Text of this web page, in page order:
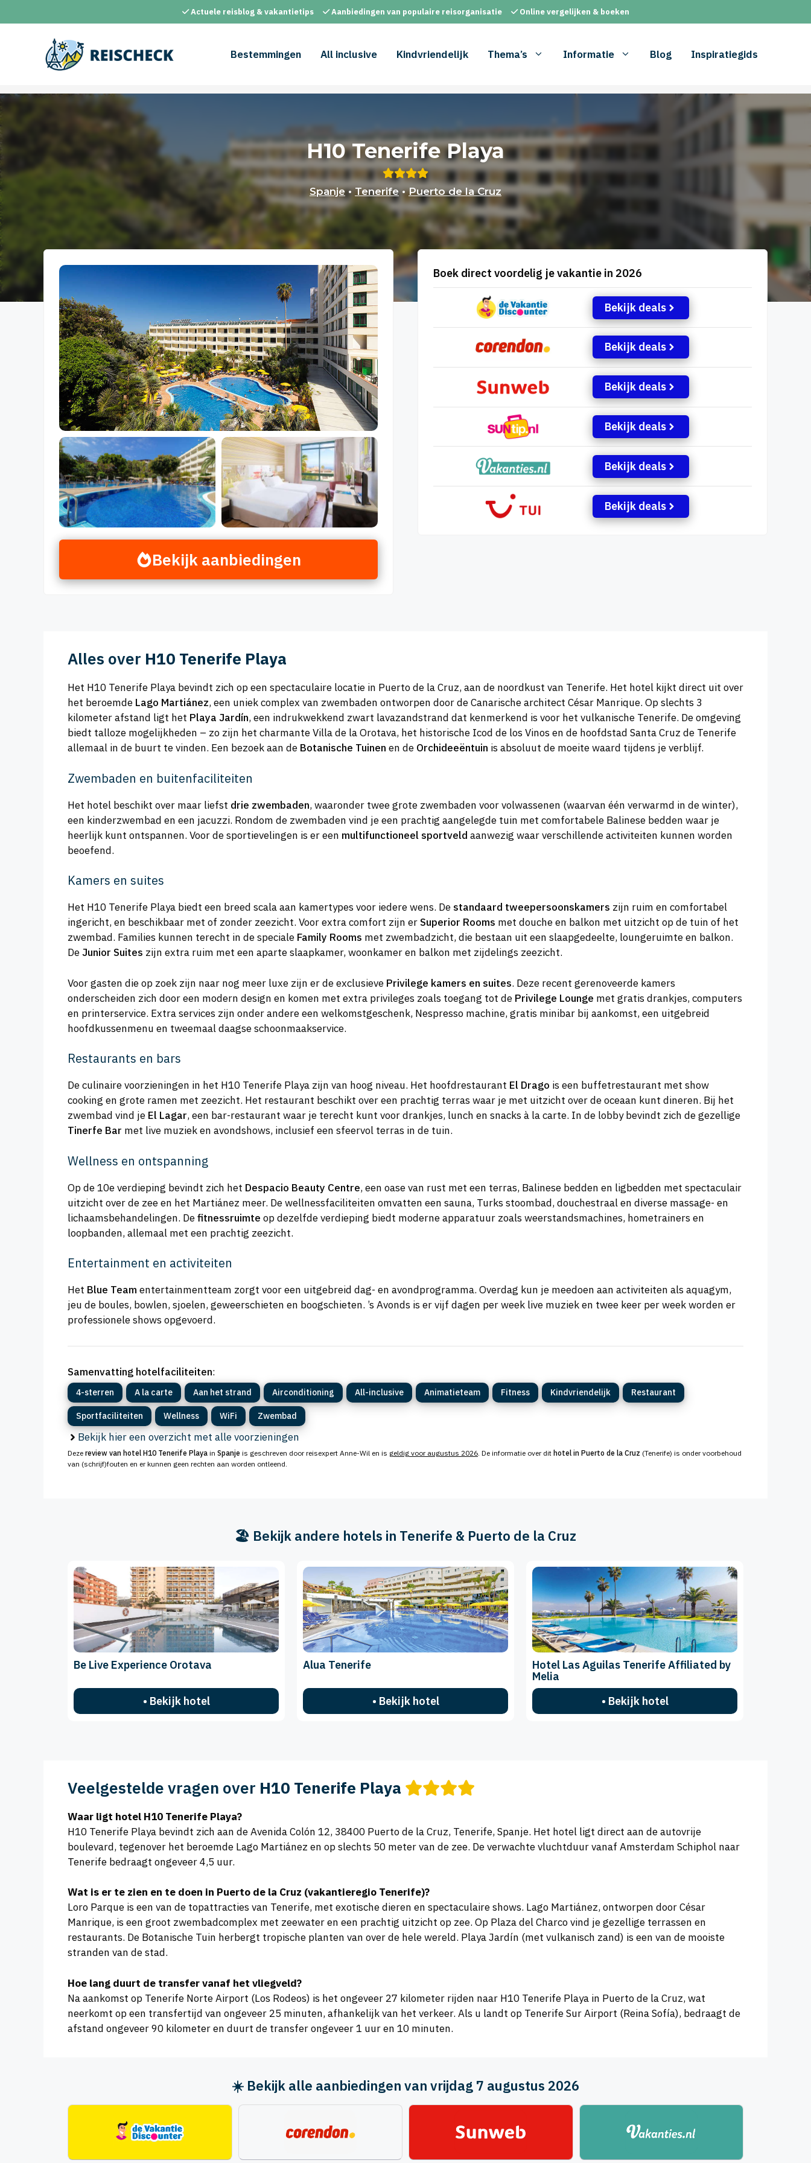
naar
Actuele reisblog & vakantietips Aanbiedingen van populaire reisorganisatie Online vergelijken & boeken
Bestemmingen All inclusive Kindvriendelijk Thema’s Informatie Blog Inspiratiegids
H10 Tenerife Playa
Spanje•Tenerife•Puerto de la Cruz
Bekijk aanbiedingen
Boek direct voordelig je vakantie in 2026
Bekijk deals
Bekijk deals
Bekijk deals
Bekijk deals
Bekijk deals
Bekijk deals
Alles over H10 Tenerife Playa
Het H10 Tenerife Playa bevindt zich op een spectaculaire locatie in Puerto de la Cruz, aan de noordkust van Tenerife. Het hotel kijkt direct uit over
het beroemde Lago Martiánez, een uniek complex van zwembaden ontworpen door de Canarische architect César Manrique. Op slechts 3
kilometer afstand ligt het Playa Jardín, een indrukwekkend zwart lavazandstrand dat kenmerkend is voor het vulkanische Tenerife. De omgeving
biedt talloze mogelijkheden – zo zijn het charmante Villa de la Orotava, het historische Icod de los Vinos en de hoofdstad Santa Cruz de Tenerife
allemaal in de buurt te vinden. Een bezoek aan de Botanische Tuinen en de Orchideeëntuin is absoluut de moeite waard tijdens je verblijf.
Zwembaden en buitenfaciliteiten
Het hotel beschikt over maar liefst drie zwembaden, waaronder twee grote zwembaden voor volwassenen (waarvan één verwarmd in de winter),
een kinderzwembad en een jacuzzi. Rondom de zwembaden vind je een prachtig aangelegde tuin met comfortabele Balinese bedden waar je
heerlijk kunt ontspannen. Voor de sportievelingen is er een multifunctioneel sportveld aanwezig waar verschillende activiteiten kunnen worden
beoefend.
Kamers en suites
Het H10 Tenerife Playa biedt een breed scala aan kamertypes voor iedere wens. De standaard tweepersoonskamers zijn ruim en comfortabel
ingericht, en beschikbaar met of zonder zeezicht. Voor extra comfort zijn erSuperior Rooms met douche en balkon met uitzicht op de tuin of het
zwembad. Families kunnen terecht in de speciale Family Rooms met zwembadzicht, die bestaan uit een slaapgedeelte, loungeruimte en balkon.
DeJunior Suites zijn extra ruim met een aparte slaapkamer, woonkamer en balkon met zijdelings zeezicht.
Voor gasten die op zoek zijn naar nog meer luxe zijn er de exclusieve Privilege kamers en suites. Deze recent gerenoveerde kamers
onderscheiden zich door een modern design en komen met extra privileges zoals toegang tot de Privilege Lounge met gratis drankjes, computers
en printerservice. Extra services zijn onder andere een welkomstgeschenk, Nespresso machine, gratis minibar bij aankomst, een uitgebreid
hoofdkussenmenu en tweemaal daagse schoonmaakservice.
Restaurants en bars
De culinaire voorzieningen in het H10 Tenerife Playa zijn van hoog niveau. Het hoofdrestaurant El Drago is een buffetrestaurant met show
cooking en grote ramen met zeezicht. Het restaurant beschikt over een prachtig terras waar je met uitzicht over de oceaan kunt dineren. Bij het
zwembad vind je El Lagar, een bar-restaurant waar je terecht kunt voor drankjes, lunch en snacks à la carte. In de lobby bevindt zich de gezellige
Tinerfe Bar met live muziek en avondshows, inclusief een sfeervol terras in de tuin.
Wellness en ontspanning
Op de 10e verdieping bevindt zich het Despacio Beauty Centre, een oase van rust met een terras, Balinese bedden en ligbedden met spectaculair
uitzicht over de zee en het Martiánez meer. De wellnessfaciliteiten omvatten een sauna, Turks stoombad, douchestraal en diverse massage- en
lichaamsbehandelingen. Defitnessruimte op dezelfde verdieping biedt moderne apparatuur zoals weerstandsmachines, hometrainers en
loopbanden, allemaal met een prachtig zeezicht.
Entertainment en activiteiten
Het Blue Team entertainmentteam zorgt voor een uitgebreid dag- en avondprogramma. Overdag kun je meedoen aan activiteiten als aquagym,
jeu de boules, bowlen, sjoelen, geweerschieten en boogschieten. ’s Avonds is er vijf dagen per week live muziek en twee keer per week worden er
professionele shows opgevoerd.
Samenvatting hotelfaciliteiten:
4-sterren A la carte Aan het strand Airconditioning All-inclusive Animatieteam Fitness Kindvriendelijk Restaurant
Sportfaciliteiten Wellness WiFi Zwembad
Bekijk hier een overzicht met alle voorzieningen
Deze review van hotel H10 Tenerife Playa in Spanje is geschreven door reisexpert Anne-Wil en is geldig voor augustus 2026. De informatie over dit hotel in Puerto de la Cruz (Tenerife) is onder voorbehoud
van (schrijf)fouten en er kunnen geen rechten aan worden ontleend.
🏖️ Bekijk andere hotels in Tenerife & Puerto de la Cruz
Be Live Experience Orotava
• Bekijk hotel
Alua Tenerife
• Bekijk hotel
Hotel Las Aguilas Tenerife Affiliated by
Melia
• Bekijk hotel
Veelgestelde vragen over H10 Tenerife Playa
Waar ligt hotel H10 Tenerife Playa?
H10 Tenerife Playa bevindt zich aan de Avenida Colón 12, 38400 Puerto de la Cruz, Tenerife, Spanje. Het hotel ligt direct aan de autovrije
boulevard, tegenover het beroemde Lago Martiánez en op slechts 50 meter van de zee. De verwachte vluchtduur vanaf Amsterdam Schiphol naar
Tenerife bedraagt ongeveer 4,5 uur.
Wat is er te zien en te doen in Puerto de la Cruz (vakantieregio Tenerife)?
Loro Parque is een van de topattracties van Tenerife, met exotische dieren en spectaculaire shows. Lago Martiánez, ontworpen door César
Manrique, is een groot zwembadcomplex met zeewater en een prachtig uitzicht op zee. Op Plaza del Charco vind je gezellige terrassen en
restaurants. De Botanische Tuin herbergt tropische planten van over de hele wereld. Playa Jardín (met vulkanisch zand) is een van de mooiste
stranden van de stad.
Hoe lang duurt de transfer vanaf het vliegveld?
Na aankomst op Tenerife Norte Airport (Los Rodeos) is het ongeveer 27 kilometer rijden naar H10 Tenerife Playa in Puerto de la Cruz, wat
neerkomt op een transfertijd van ongeveer 25 minuten, afhankelijk van het verkeer. Als u landt op Tenerife Sur Airport (Reina Sofía), bedraagt de
afstand ongeveer 90 kilometer en duurt de transfer ongeveer 1 uur en 10 minuten.
☀️ Bekijk alle aanbiedingen van vrijdag 7 augustus 2026